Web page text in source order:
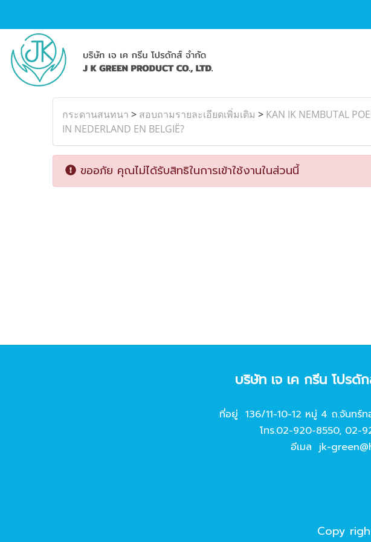
กระดานสนทนา > สอบถามรายละเอียดเพิ่มเติม > KAN IK NEMBUTAL
IN NEDERLAND EN BELGIË?
ขออภัย คุณไม่ได้รับสิทธิในการเข้าใช้งานในส่วนนี้
บริษัท เจ เค กรีน โปร
ที่อยู่ 136/11-10-12 หมู่ 4 ถ.จันทร์
โทร.02-920-8550, 02-
อีเมล jk-
Copy